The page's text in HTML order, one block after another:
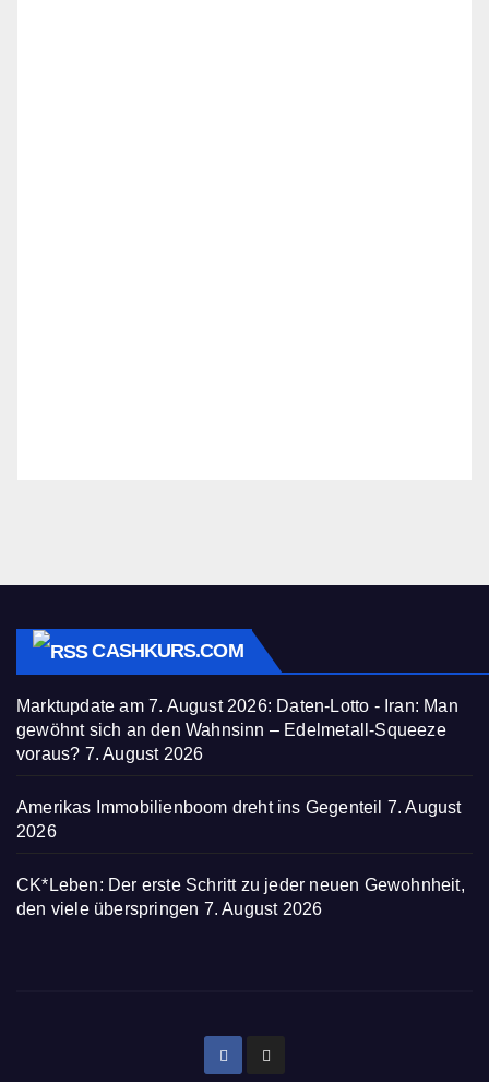
CASHKURS.COM
Marktupdate am 7. August 2026: Daten-Lotto - Iran: Man
gewöhnt sich an den Wahnsinn – Edelmetall-Squeeze
voraus? 7. August 2026
Amerikas Immobilienboom dreht ins Gegenteil 7. August
2026
CK*Leben: Der erste Schritt zu jeder neuen Gewohnheit,
den viele überspringen 7. August 2026